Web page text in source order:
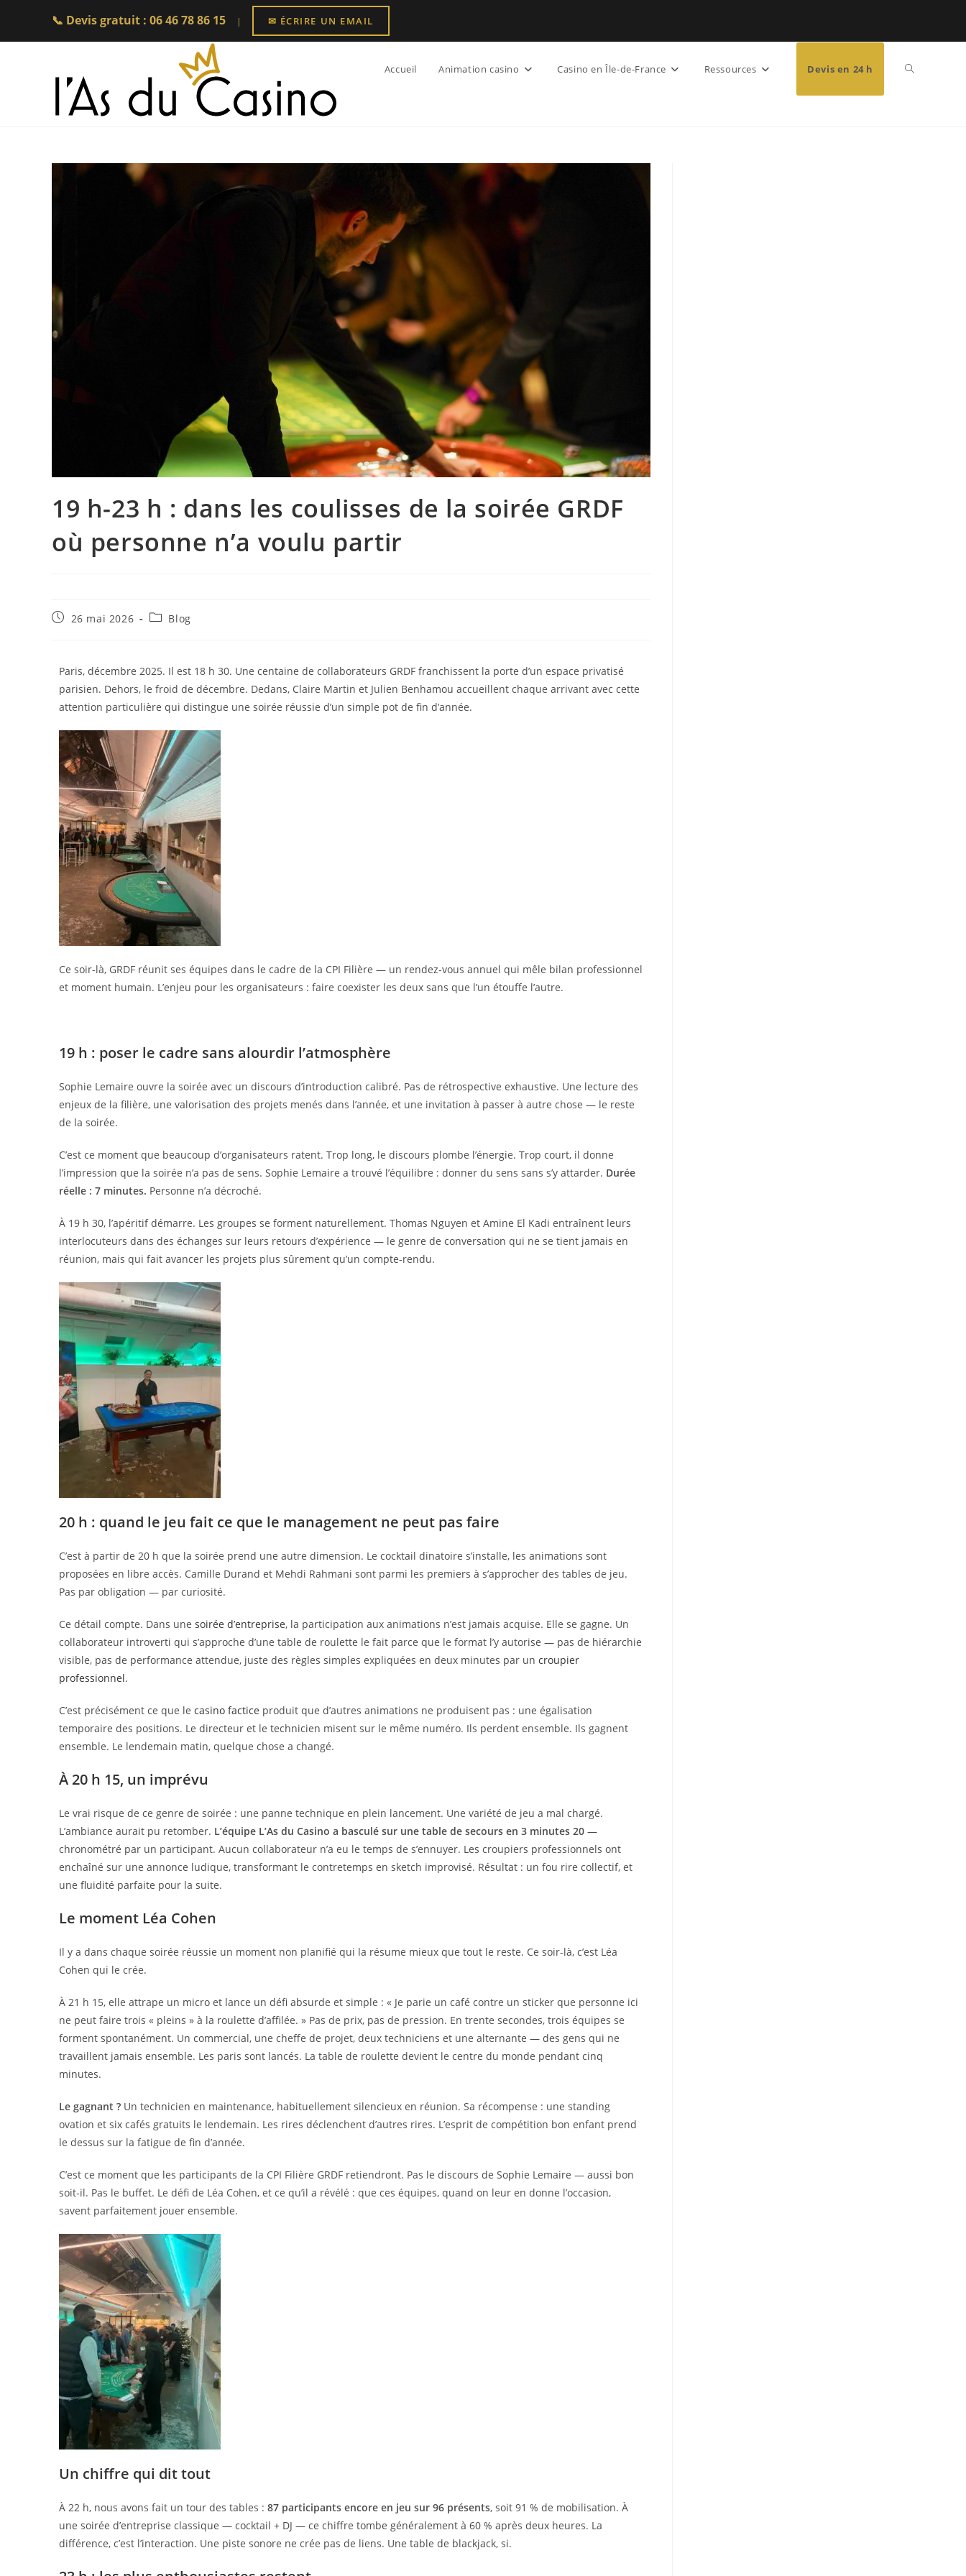
📞 Devis gratuit : 06 46 78 86 15 | ✉ ÉCRIRE UN EMAIL
Accueil Animation casino Casino en Île-de-France Ressources Devis en 24 h
19 h-23 h : dans les coulisses de la soirée GRDF
où personne n’a voulu partir
26 mai 2026 Blog
Paris, décembre 2025. Il est 18 h 30. Une centaine de collaborateurs GRDF franchissent la porte d’un espace privatisé
parisien. Dehors, le froid de décembre. Dedans, Claire Martin et Julien Benhamou accueillent chaque arrivant avec cette
attention particulière qui distingue une soirée réussie d’un simple pot de fin d’année.
Ce soir-là, GRDF réunit ses équipes dans le cadre de la CPI Filière — un rendez-vous annuel qui mêle bilan professionnel
et moment humain. L’enjeu pour les organisateurs : faire coexister les deux sans que l’un étouffe l’autre.
19 h : poser le cadre sans alourdir l’atmosphère
Sophie Lemaire ouvre la soirée avec un discours d’introduction calibré. Pas de rétrospective exhaustive. Une lecture des
enjeux de la filière, une valorisation des projets menés dans l’année, et une invitation à passer à autre chose — le reste
de la soirée.
C’est ce moment que beaucoup d’organisateurs ratent. Trop long, le discours plombe l’énergie. Trop court, il donne
l’impression que la soirée n’a pas de sens. Sophie Lemaire a trouvé l’équilibre : donner du sens sans s’y attarder. Durée
réelle : 7 minutes. Personne n’a décroché.
À 19 h 30, l’apéritif démarre. Les groupes se forment naturellement. Thomas Nguyen et Amine El Kadi entraînent leurs
interlocuteurs dans des échanges sur leurs retours d’expérience — le genre de conversation qui ne se tient jamais en
réunion, mais qui fait avancer les projets plus sûrement qu’un compte-rendu.
20 h : quand le jeu fait ce que le management ne peut pas faire
C’est à partir de 20 h que la soirée prend une autre dimension. Le cocktail dinatoire s’installe, les animations sont
proposées en libre accès. Camille Durand et Mehdi Rahmani sont parmi les premiers à s’approcher des tables de jeu.
Pas par obligation — par curiosité.
Ce détail compte. Dans une soirée d’entreprise, la participation aux animations n’est jamais acquise. Elle se gagne. Un
collaborateur introverti qui s’approche d’une table de roulette le fait parce que le format l’y autorise — pas de hiérarchie
visible, pas de performance attendue, juste des règles simples expliquées en deux minutes par un croupier
professionnel.
C’est précisément ce que le casino factice produit que d’autres animations ne produisent pas : une égalisation
temporaire des positions. Le directeur et le technicien misent sur le même numéro. Ils perdent ensemble. Ils gagnent
ensemble. Le lendemain matin, quelque chose a changé.
À 20 h 15, un imprévu
Le vrai risque de ce genre de soirée : une panne technique en plein lancement. Une variété de jeu a mal chargé.
L’ambiance aurait pu retomber. L’équipe L’As du Casino a basculé sur une table de secours en 3 minutes 20 —
chronométré par un participant. Aucun collaborateur n’a eu le temps de s’ennuyer. Les croupiers professionnels ont
enchaîné sur une annonce ludique, transformant le contretemps en sketch improvisé. Résultat : un fou rire collectif, et
une fluidité parfaite pour la suite.
Le moment Léa Cohen
Il y a dans chaque soirée réussie un moment non planifié qui la résume mieux que tout le reste. Ce soir-là, c’est Léa
Cohen qui le crée.
À 21 h 15, elle attrape un micro et lance un défi absurde et simple : « Je parie un café contre un sticker que personne ici
ne peut faire trois « pleins » à la roulette d’affilée. » Pas de prix, pas de pression. En trente secondes, trois équipes se
forment spontanément. Un commercial, une cheffe de projet, deux techniciens et une alternante — des gens qui ne
travaillent jamais ensemble. Les paris sont lancés. La table de roulette devient le centre du monde pendant cinq
minutes.
Le gagnant ? Un technicien en maintenance, habituellement silencieux en réunion. Sa récompense : une standing
ovation et six cafés gratuits le lendemain. Les rires déclenchent d’autres rires. L’esprit de compétition bon enfant prend
le dessus sur la fatigue de fin d’année.
C’est ce moment que les participants de la CPI Filière GRDF retiendront. Pas le discours de Sophie Lemaire — aussi bon
soit-il. Pas le buffet. Le défi de Léa Cohen, et ce qu’il a révélé : que ces équipes, quand on leur en donne l’occasion,
savent parfaitement jouer ensemble.
Un chiffre qui dit tout
À 22 h, nous avons fait un tour des tables : 87 participants encore en jeu sur 96 présents, soit 91 % de mobilisation. À
une soirée d’entreprise classique — cocktail + DJ — ce chiffre tombe généralement à 60 % après deux heures. La
différence, c’est l’interaction. Une piste sonore ne crée pas de liens. Une table de blackjack, si.